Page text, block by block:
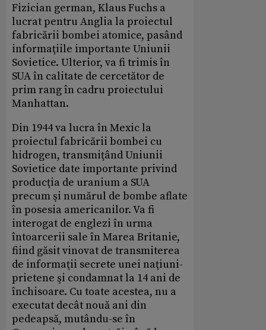
Fizician german, Klaus Fuchs a
lucrat pentru Anglia la proiectul
fabricării bombei atomice, pasând
informaţiile importante Uniunii
Sovietice. Ulterior, va fi trimis în
SUA în calitate de cercetător de
prim rang în cadru proiectului
Manhattan.
Din 1944 va lucra în Mexic la
proiectul fabricării bombei cu
hidrogen, transmiţând Uniunii
Sovietice date importante privind
producţia de uranium a SUA
precum şi numărul de bombe aflate
în posesia americanilor. Va fi
interogat de englezi în urma
întoarcerii sale în Marea Britanie,
fiind găsit vinovat de transmiterea
de informaţii secrete unei naţiuni-
prietene şi condamnat la 14 ani de
închisoare. Cu toate acestea, nu a
executat decât nouă ani din
pedeapsă, mutându-se în